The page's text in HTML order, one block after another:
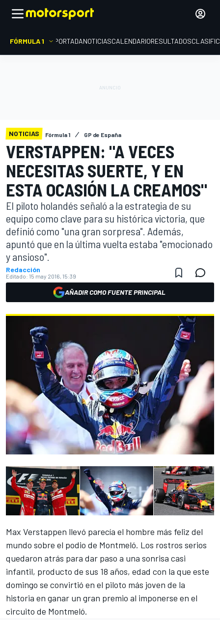
FÓRMULA 1 PORTADANOTICIASCALENDARIORESULTADOS
NOTICIAS Fórmula 1 GP de España
VERSTAPPEN: "A VECES
NECESITAS SUERTE, Y EN
ESTA OCASIÓN LA CREAMOS"
El piloto holandés señaló a la estrategia de su
equipo como clave para su histórica victoria, que
definió como "una gran sorpresa". Además,
apuntó que en la última vuelta estaba "emocionado
y ansioso".
Redacción
Editado: 15 may 2016, 15:39
AÑADIR COMO FUENTE PRINCIPAL
Max Verstappen llevó parecía el hombre más feliz del
mundo sobre el podio de Montmeló. Los rostros serios
quedaron atrás para dar paso a una sonrisa casi
infantil, producto de sus 18 años, edad con la que este
domingo se convirtió en el piloto más joven de la
historia en ganar un gran premio al imponerse en el
circuito de Montmeló.